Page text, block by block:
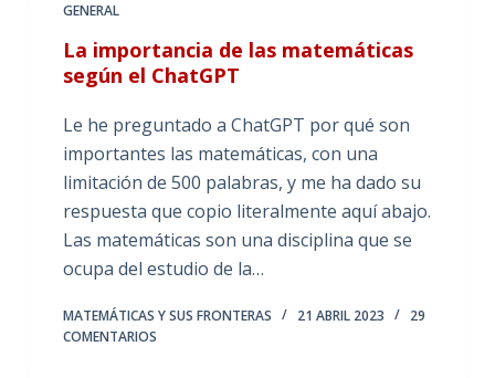
GENERAL
La importancia de las matemáticas
según el ChatGPT
Le he preguntado a ChatGPT por qué son
importantes las matemáticas, con una
limitación de 500 palabras, y me ha dado su
respuesta que copio literalmente aquí abajo.
Las matemáticas son una disciplina que se
ocupa del estudio de la…
MATEMÁTICAS Y SUS FRONTERAS 21 ABRIL 2023
29
COMENTARIOS